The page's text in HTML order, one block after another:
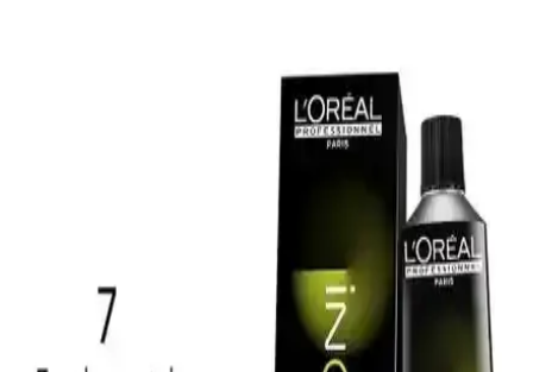
DUFF CLEAN saç kurutma bonesi, mikrofiber yapısı ve şık
tasarımıyla saçları nazikçe kurutur, kullanım kolaylığı sağlar ve
Orginx Hızlı Saç Uzatma Serumu ve Kara Sarımsak
Yağı ile Saç Sağlığında Yeni Dönem
Orginx'in saç uzatma serumu ve kara sarımsak yağı, saç sağlığını
destekleyerek dökülmeyi azaltır, güçlendirir ve parlaklık kazandırır.
Düzenli kullanım ile etkili sonuçlar sağlar.